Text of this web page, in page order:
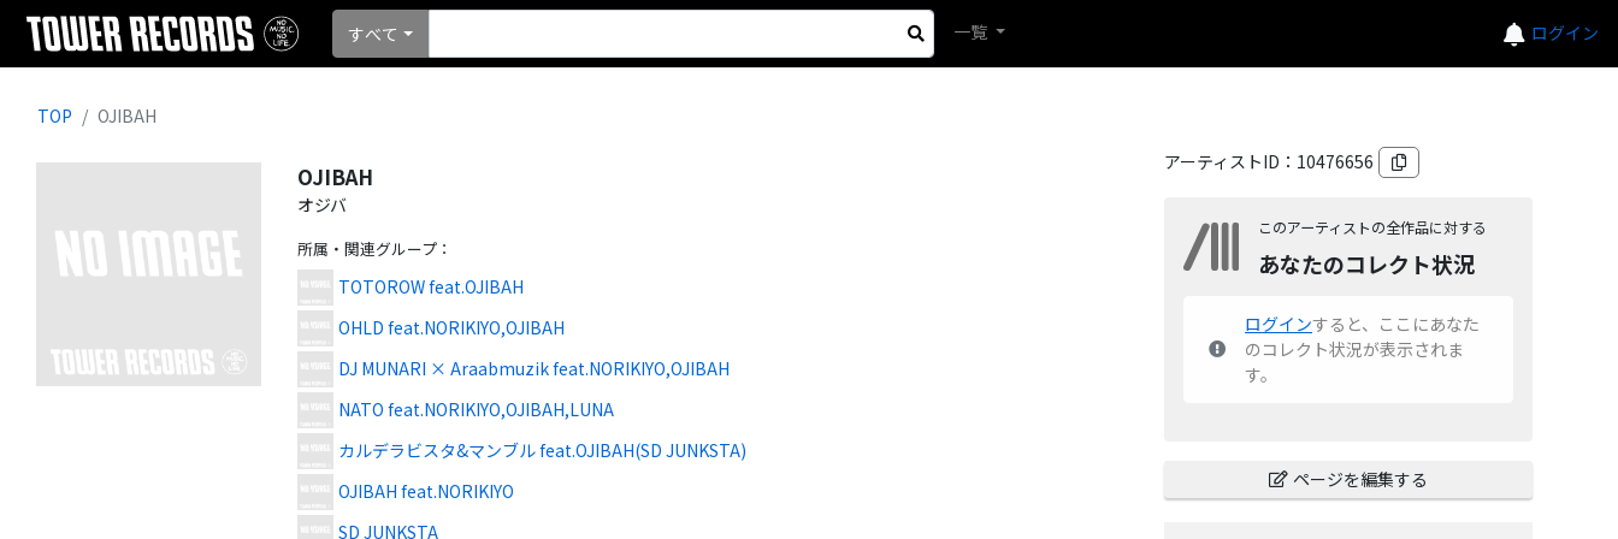
ログイン
すべて 一覧
TOP OJIBAH
OJIBAH
オジバ
所属・関連グループ：
TOTOROW feat.OJIBAH
OHLD feat.NORIKIYO,OJIBAH
DJ MUNARI × Araabmuzik feat.NORIKIYO,OJIBAH
NATO feat.NORIKIYO,OJIBAH,LUNA
カルデラビスタ&マンブル feat.OJIBAH(SD JUNKSTA)
OJIBAH feat.NORIKIYO
SD JUNKSTA
アーティストID： 10476656
このアーティストの全作品に対する
あなたのコレクト状況
ログインすると、ここにあなた
のコレクト状況が表示されま
す。
ページを編集する